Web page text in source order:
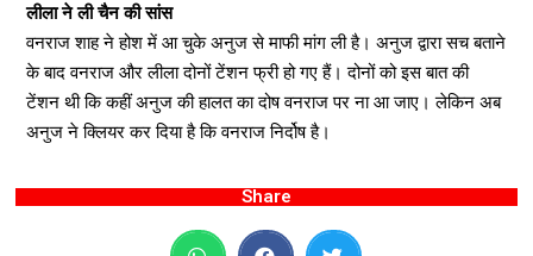
लीला ने ली चैन की सांस
वनराज शाह ने होश में आ चुके अनुज से माफी मांग ली है। अनुज द्वारा सच बताने
के बाद वनराज और लीला दोनों टेंशन फ्री हो गए हैं। दोनों को इस बात की
टेंशन थी कि कहीं अनुज की हालत का दोष वनराज पर ना आ जाए। लेकिन अब
अनुज ने क्लियर कर दिया है कि वनराज निर्दोष है।
Share